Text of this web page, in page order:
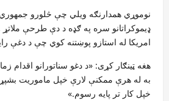
نوموړي همدارنګه ویلي چې څلورو جمهوري
ډیموکراتانو سره په ګډه د دې طرحې
امریکا له استازو پوښتنه کوي چې د دغې
هغه ټینګار کړی: «د دغو سناتورانو اقدام
به له هرې ممکنې لارې خپل ماموریت
خپل کار تر پایه رسوم.»